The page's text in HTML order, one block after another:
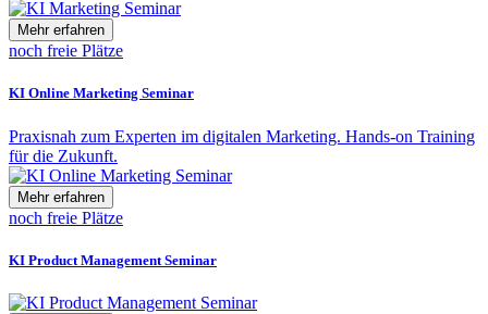
Mehr erfahren
noch freie Plätze
KI Online Marketing Seminar
Praxisnah zum Experten im digitalen Marketing. Hands-on Training
für die Zukunft.
Mehr erfahren
noch freie Plätze
KI Product Management Seminar